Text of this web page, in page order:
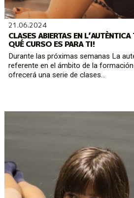
21.06.2024
CLASES ABIERTAS EN
QUÉ CURSO ES PARA TI!
Durante las próximas semanas La
referente en el ámbito de la
ofrecerá una serie de clases...